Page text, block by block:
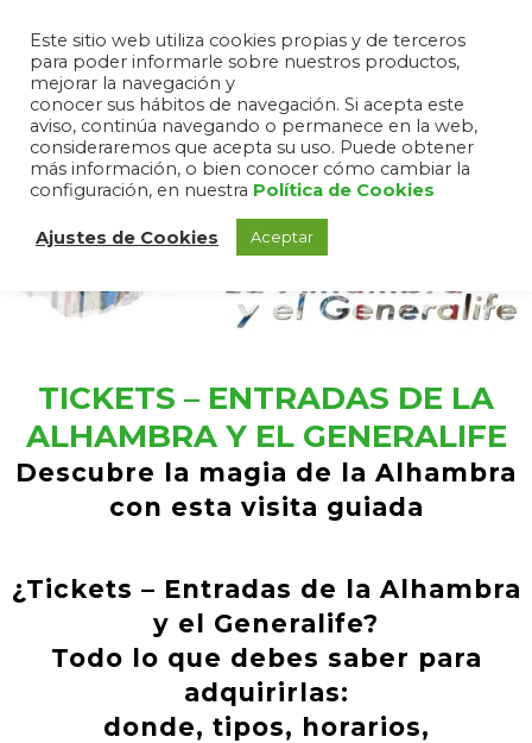
TICKETS – ENTRADAS DE LA
ALHAMBRA Y EL GENERALIFE
Descubre la magia de la Alhambra
con esta visita guiada
¿Tickets – Entradas de la Alhambra
y el Generalife?
Todo lo que debes saber para
adquirirlas:
donde, tipos, horarios,
Este sitio web utiliza cookies propias y de terceros
para poder informarle sobre nuestros productos,
mejorar la navegación y
conocer sus hábitos de navegación. Si acepta este
aviso, continúa navegando o permanece en la web,
consideraremos que acepta su uso. Puede obtener
más información, o bien conocer cómo cambiar la
configuración, en nuestra Política de Cookies
Ajustes de Cookies Aceptar